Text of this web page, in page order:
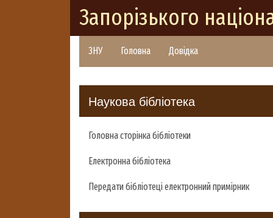
Запорізького
ЗНУ Головна Довідка
Наукова бібліотека
Головна сторінка бібліотеки
Електронна бібліотека
Передати бібліотеці електронний примірник